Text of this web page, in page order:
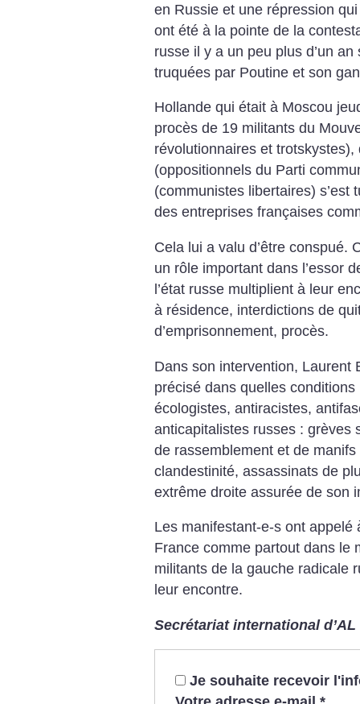
en Russie et une répression
ont été à la pointe de la
russe il y a un peu plus d’un
truquées par Poutine et son
Hollande qui était à Moscou
procès de 19 militants du
révolutionnaires et
(oppositionnels du Parti
(communistes libertaires) s’est
des entreprises françaises
Cela lui a valu d’être conspué.
un rôle important dans l’essor
l’état russe multiplient à leur
à résidence, interdictions de
d’emprisonnement, procès.
Dans son intervention, Laurent
précisé dans quelles
écologistes, antiracistes,
anticapitalistes russes : grèves
de rassemblement et de
clandestinité, assassinats de
extrême droite assurée de son
Les manifestant-e-s ont
France comme partout dans le
militants de la gauche radicale
leur encontre.
Secrétariat international d’AL
Je souhaite recevoir